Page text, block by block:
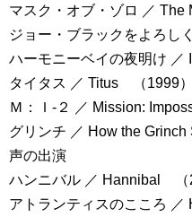
マスク・オブ・ゾロ ／
ジョー・ブラックをよろし
ハーモニーベイの夜明け ／
タイタス ／ Titus （1999）
Ｍ：Ｉ-２ ／ Mission:
グリンチ ／ How the
声の出演
ハンニバル ／ Hannibal （
アトランティスのこころ